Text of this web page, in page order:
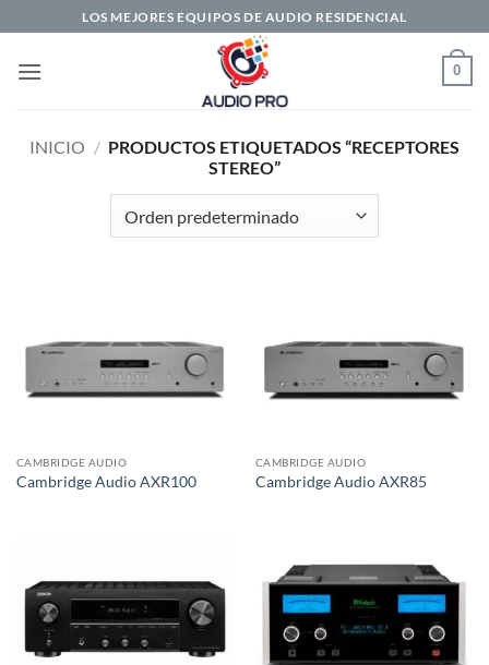
al
contenido
LOS MEJORES EQUIPOS DE AUDIO RESIDENCIAL
0
INICIO / PRODUCTOS ETIQUETADOS “RECEPTORES
STEREO”
CAMBRIDGE AUDIO
Cambridge Audio AXR100
CAMBRIDGE AUDIO
Cambridge Audio AXR85